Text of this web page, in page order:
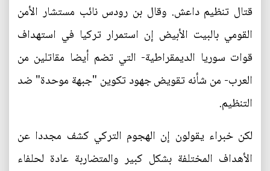
قتال تنظيم داعش. وقال بن رودس نائب مستشار الأمن
القومي بالبيت الأبيض إن استمرار تركيا في استهداف
قوات سوريا الديمقراطية- التي تضم أيضا مقاتلين من
العرب- من شأنه تقويض جهود تكوين "جبهة موحدة" ضد
التنظيم.
لكن خبراء يقولون إن الهجوم التركي كشف مجددا عن
الأهداف المختلفة بشكل كبير والمتضاربة عادة لحلفاء